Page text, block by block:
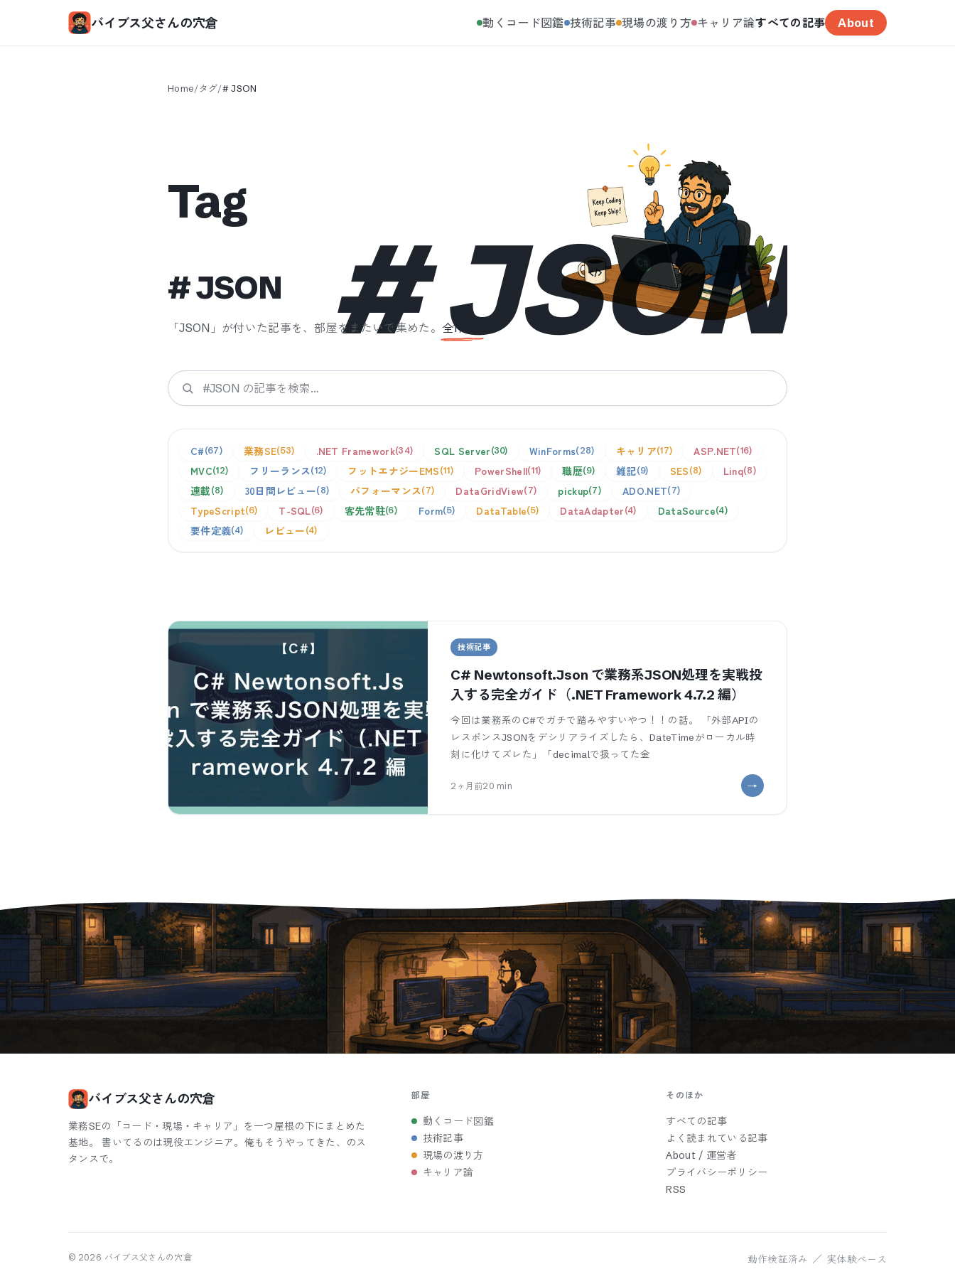
バイブス父さんの穴倉 動くコード図鑑 技術記事 現場の渡り方 キャリア論すべての記事 About
Home/タグ/#JSON
#JSON
Tag
#JSON
「JSON 」が付いた記事を、部屋をまたいで集めた。 全1件。
検索
C# 67 業務SE 53 .NET Framework 34 SQL Server 30 WinForms 28 キャリア 17 ASP.NET 16
MVC 12 フリーランス 12 フットエナジーEMS 11 PowerShell 11 職歴 9 雑記 9 SES 8 Linq 8
連載 8 30日間レビュー 8 パフォーマンス 7 DataGridView 7 pickup 7 ADO.NET 7
TypeScript 6 T-SQL 6 客先常駐 6 Form 5 DataTable 5 DataAdapter 4 DataSource 4
要件定義 4 レビュー 4
技術記事
C# Newtonsoft.Json で業務系JSON処理を実戦投
入する完全ガイド（.NET Framework 4.7.2 編）
今回は業務系のC#でガチで踏みやすいやつ！！の話。 「外部APIの
レスポンスJSONをデシリアライズしたら、DateTimeがローカル時
刻に化けてズレた」「decimalで扱ってた金
2ヶ月前20 min
バイブス父さんの穴倉
業務SEの「コード・現場・キャリア」を一つ屋根の下にまとめた
基地。 書いてるのは現役エンジニア。俺もそうやってきた、のス
タンスで。
部屋
動くコード図鑑
技術記事
現場の渡り方
キャリア論
そのほか
すべての記事
よく読まれている記事
About / 運営者
プライバシーポリシー
RSS
© 2026 バイブス父さんの穴倉 動作検証済み ／ 実体験ベース